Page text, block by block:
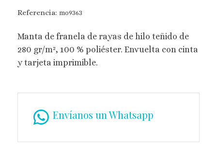
Referencia: mo9363
Manta de franela de rayas de hilo teñido de
280 gr/m², 100 % poliéster. Envuelta con cinta
y tarjeta imprimible.
Envíanos un Whatsapp